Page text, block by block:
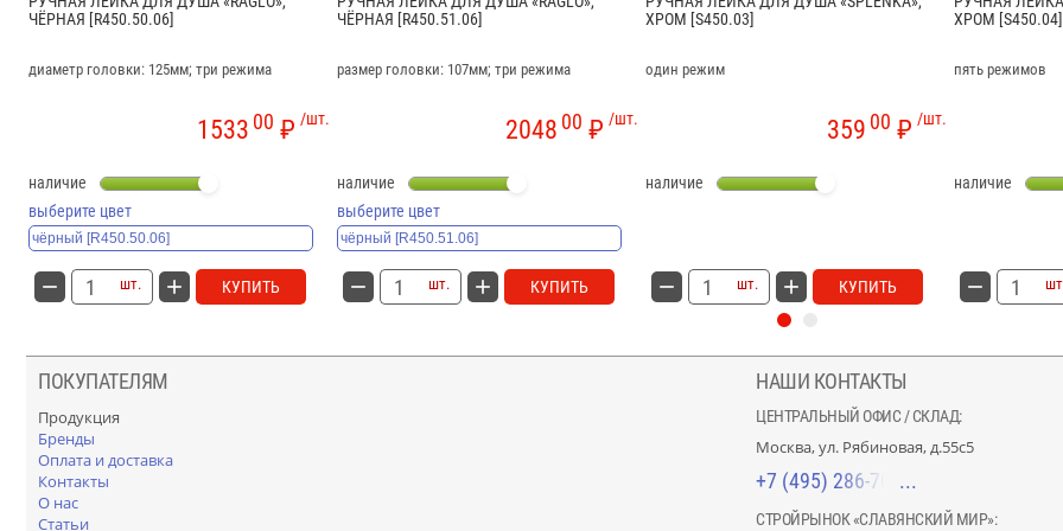
ЧЁРНАЯ [R450.50.06]
диаметр головки: 125мм; три режима
/шт.
1533 00 ₽
наличие
выберите цвет
шт. КУПИТЬ
ЧЁРНАЯ [R450.51.06]
размер головки: 107мм; три режима
/шт.
2048 00 ₽
наличие
выберите цвет
шт. КУПИТЬ
ХРОМ [S450.03]
один режим
/шт.
359 00 ₽
наличие
шт. КУПИТЬ
ХРОМ [S450.04]
пять режимов
наличие
ПОКУПАТЕЛЯМ
Продукция
Бренды
Оплата и доставка
Контакты
О нас
Статьи
НАШИ КОНТАКТЫ
ЦЕНТРАЛЬНЫЙ ОФИС / СКЛАД:
Москва, ул. Рябиновая, д.55с5
+7 (495) 286-70-40
СТРОЙРЫНОК «СЛАВЯНСКИЙ МИР»: